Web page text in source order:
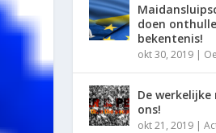
doen
bekentenis!
okt 30, 2019 |
De
ons!
okt 21, 2019 |